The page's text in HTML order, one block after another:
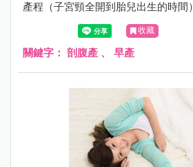
產程（子宮頸全開到胎兒出生的時間
婦受罪，還會增加一些併發症，例如
產後大出血等。2017年7月的美國婦
Journal of Obstetrics and
收藏
關鍵字： 剖腹產 、 早產